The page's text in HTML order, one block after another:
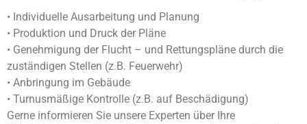
• Individuelle Ausarbeitung und Planung
• Produktion und Druck der Pläne
• Genehmigung der Flucht – und Rettungspläne durch die
zuständigen Stellen (z.B. Feuerwehr)
• Anbringung im Gebäude
• Turnusmäßige Kontrolle (z.B. auf Beschädigung)
Gerne informieren Sie unsere Experten über Ihre